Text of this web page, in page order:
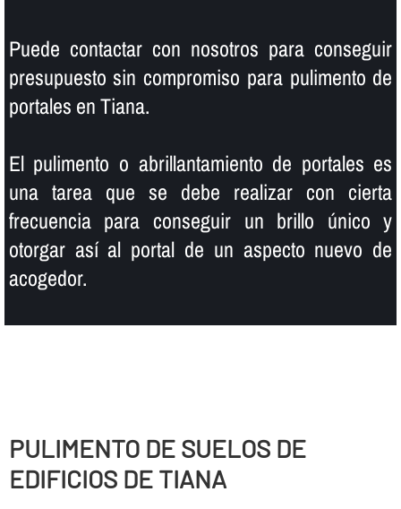
Puede contactar con nosotros para conseguir
presupuesto sin compromiso para pulimento de
portales en Tiana.
El pulimento o abrillantamiento de portales es
una tarea que se debe realizar con cierta
frecuencia para conseguir un brillo único y
otorgar así­ al portal de un aspecto nuevo de
acogedor.
PULIMENTO DE SUELOS DE
EDIFICIOS DE TIANA